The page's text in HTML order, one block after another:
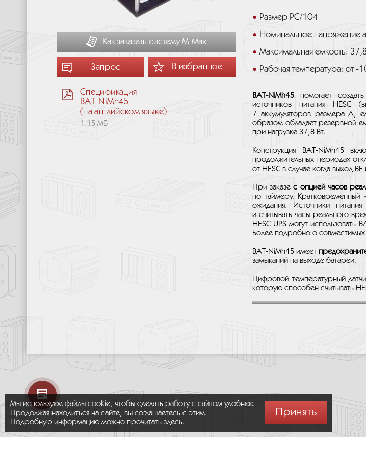
Как заказать систему М-Мах
Запрос В избранное
Спецификация
BAT-NiMh45
(на английском языке)
1.15 МБ
Размер PC/104
Номинальное напряжение
Максимальная емкость: 37,8
Рабочая температура: от -
BAT-NiMh45 помогает
источников питания HESC
7 аккумуляторов размера А,
образом обладает резервной
при нагрузке 37,8 Вт.
Конструкция BAT-NiMh45
продолжительных периодах
от HESC в случае когда выход
При заказес опцией часов
по таймеру. Кратковременный
ожидания. Источники
и считывать часы реального
HESC-UPS могут
Более подробно о совместимых
BAT-NiMh45 имеет
замыканий на выходе батареи.
Цифровой температурный
которую способен считывать
Мы используем файлы cookie, чтобы сделать работу с сайтом удобнее.
Продолжая находиться на сайте, вы соглашаетесь с этим.
Подробную информацию можно прочитать здесь.
Принять